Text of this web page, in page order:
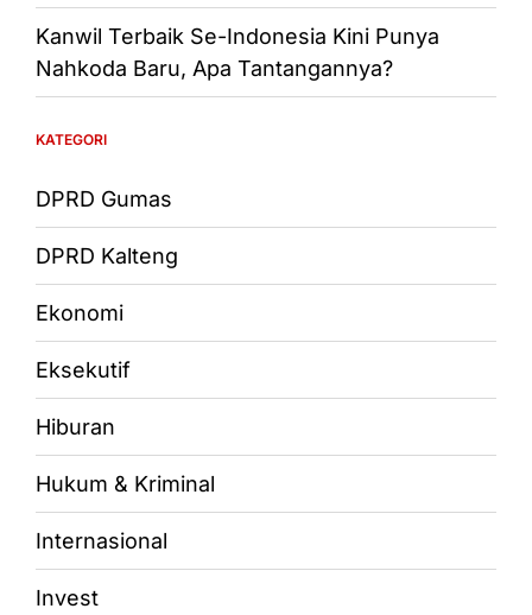
Kanwil Terbaik Se-Indonesia Kini Punya
Nahkoda Baru, Apa Tantangannya?
KATEGORI
DPRD Gumas
DPRD Kalteng
Ekonomi
Eksekutif
Hiburan
Hukum & Kriminal
Internasional
Invest